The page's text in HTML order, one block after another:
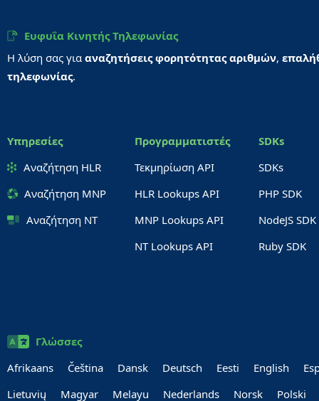
Ευφυΐα Κινητής Τηλεφωνίας
Η λύση σας για αναζητήσεις φορητότητας αριθμών,
τηλεφωνίας.
Υπηρεσίες
Αναζήτηση HLR
Αναζήτηση MNP
Αναζήτηση NT
Προγραμματιστές
Τεκμηρίωση API
HLR Lookups API
MNP Lookups API
NT Lookups API
SDKs
SDKs
PHP SDK
NodeJS SDK
Ruby SDK
Γλώσσες
Afrikaans
Čeština Dansk Deutsch Eesti English
Lietuvių
Magyar Melayu Nederlands Norsk Polski